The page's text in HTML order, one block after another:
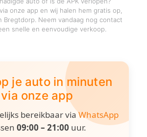
onze app en wij halen hem gratis op,
Bregtdorp. Neem vandaag nog contact
snelle en eenvoudige verkoop.
je auto in minuten
via onze app
bereikbaar viaWhatsApp
09:00 – 21:00 uur.